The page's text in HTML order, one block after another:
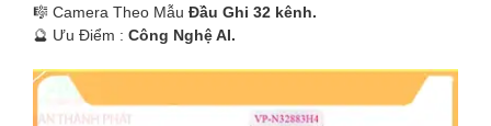
🎼️ Camera Theo Mẫu Đầu Ghi 32 kênh.
️🔮 Ưu Điểm : Công Nghệ AI.